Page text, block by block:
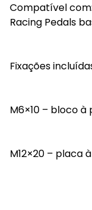
Compatível
Racing Pedals
Fixações
M6×10 – bloco à
M12×20 – placa